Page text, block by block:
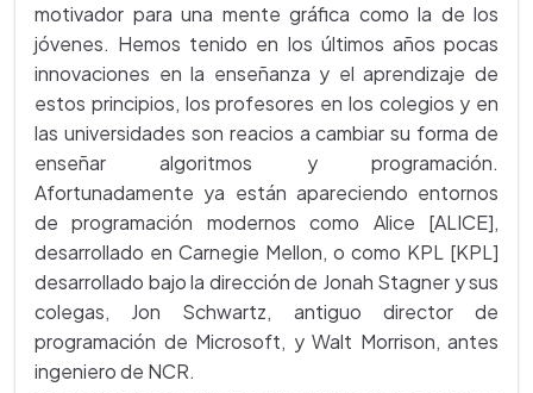
motivador para una mente gráfica como la de los
jóvenes. Hemos tenido en los últimos años pocas
innovaciones en la enseñanza y el aprendizaje de
estos principios, los profesores en los colegios y en
las universidades son reacios a cambiar su forma de
enseñar algoritmos y programación.
Afortunadamente ya están apareciendo entornos
de programación modernos como Alice [ALICE],
desarrollado en Carnegie Mellon, o como KPL [KPL]
desarrollado bajo la dirección de Jonah Stagner y sus
colegas, Jon Schwartz, antiguo director de
programación de Microsoft, y Walt Morrison, antes
ingeniero de NCR.